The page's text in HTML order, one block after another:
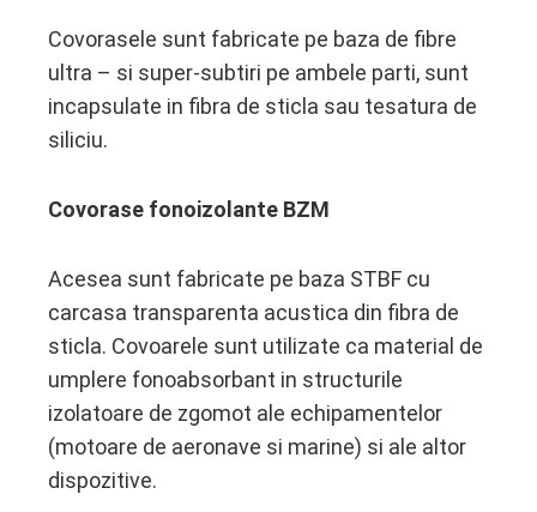
Covorasele sunt fabricate pe baza de fibre
ultra – si super-subtiri pe ambele parti, sunt
incapsulate in fibra de sticla sau tesatura de
siliciu.
Covorase fonoizolante BZM
Acesea sunt fabricate pe baza STBF cu
carcasa transparenta acustica din fibra de
sticla. Covoarele sunt utilizate ca material de
umplere fonoabsorbant in structurile
izolatoare de zgomot ale echipamentelor
(motoare de aeronave si marine) si ale altor
dispozitive.